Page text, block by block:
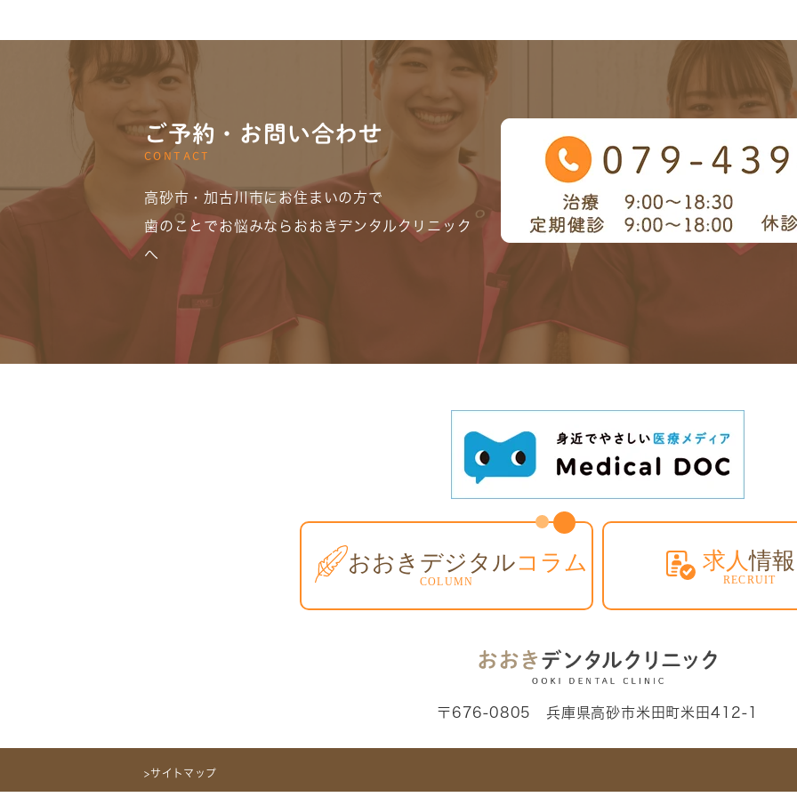
ご予約・お問い合わせ
CONTACT
高砂市・加古川市にお住まいの方で
歯のことでお悩みならおおきデンタルクリニック
へ
〒676-0805 兵庫県高砂市米田町米田412-1
>サイトマップ